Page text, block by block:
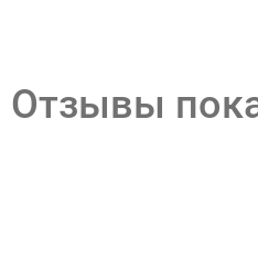
Отзывы